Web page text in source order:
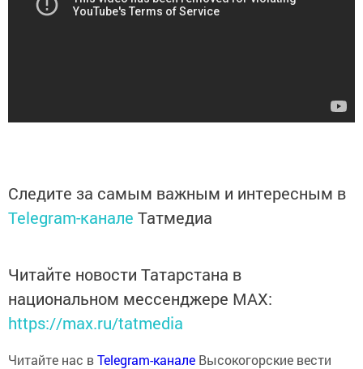
Следите за самым важным и интересным в
Telegram-канале Татмедиа
Читайте новости Татарстана в
национальном мессенджере MАХ:
https://max.ru/tatmedia
Читайте нас вTelegram-канале Высокогорские вести